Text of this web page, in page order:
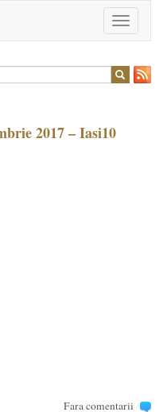
Toggle
navigation
2017 – Iasi10
Fara comentarii